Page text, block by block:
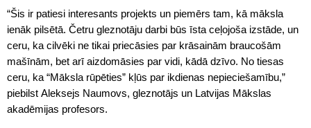
“Šis ir patiesi interesants projekts un piemērs tam, kā māksla
ienāk pilsētā. Četru gleznotāju darbi būs īsta ceļojoša izstāde, un
ceru, ka cilvēki ne tikai priecāsies par krāsainām braucošām
mašīnām, bet arī aizdomāsies par vidi, kādā dzīvo. No tiesas
ceru, ka “Māksla rūpēties” kļūs par ikdienas nepieciešamību,”
piebilst Aleksejs Naumovs, gleznotājs un Latvijas Mākslas
akadēmijas profesors.